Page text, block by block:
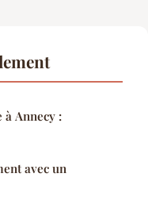
à Annecy :
avec un